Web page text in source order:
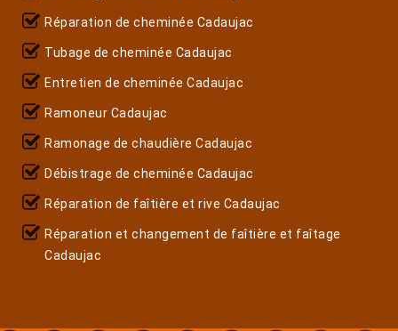
Réparation de cheminée Cadaujac
Tubage de cheminée Cadaujac
Entretien de cheminée Cadaujac
Ramoneur Cadaujac
Ramonage de chaudière Cadaujac
Débistrage de cheminée Cadaujac
Réparation de faîtière et rive Cadaujac
Réparation et changement de faîtière et faîtage
Cadaujac